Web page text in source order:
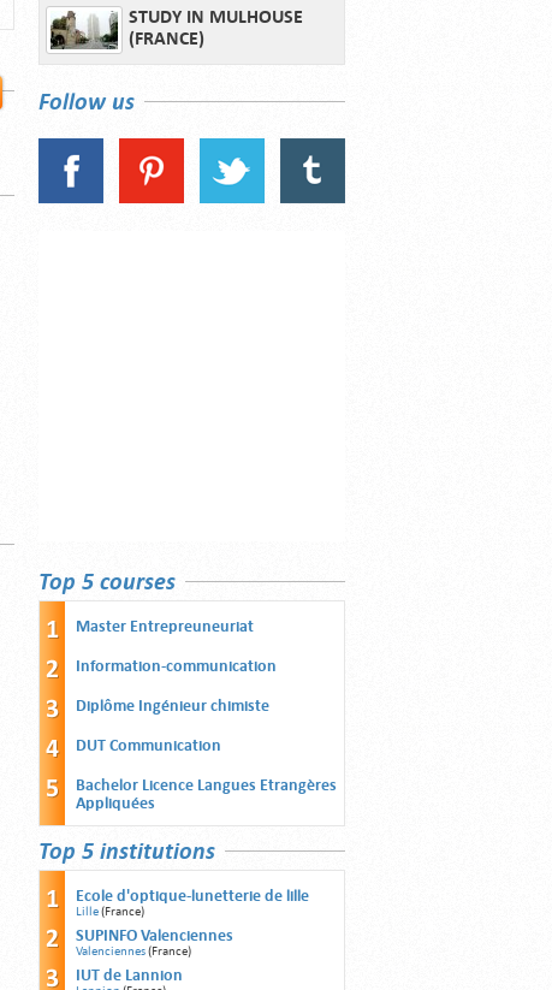
STUDY IN MULHOUSE
(FRANCE)
Follow us
Top 5 courses
Master Entrepreuneuriat
Information-communication
Diplôme Ingénieur chimiste
DUT Communication
Bachelor Licence Langues Etrangères
Appliquées
Top 5 institutions
Ecole d'optique-lunetterie de lille
Lille(France)
SUPINFO Valenciennes
Valenciennes(France)
IUT de Lannion